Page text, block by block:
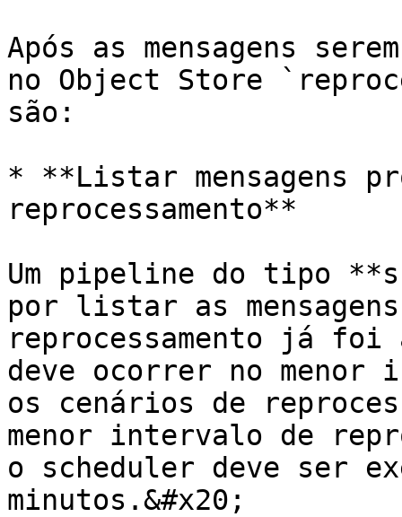
Após as mensagens
no Object Store
são:
* **Listar mensagens
reprocessamento**
Um pipeline do tipo
por listar as
reprocessamento já foi
deve ocorrer no
os cenários de
menor intervalo de
o scheduler deve ser
minutos.&#x20;